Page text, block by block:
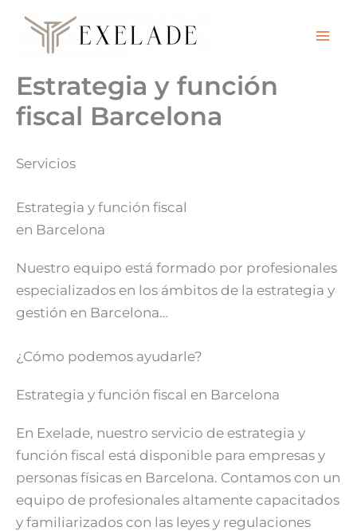
contenido
Estrategia y función
fiscal Barcelona
Servicios
Estrategia y función fiscal
en Barcelona
Nuestro equipo está formado por profesionales
especializados en los ámbitos de la estrategia y
gestión en Barcelona…
¿Cómo podemos ayudarle?
Estrategia y función fiscal en Barcelona
En Exelade, nuestro servicio de estrategia y
función fiscal está disponible para empresas y
personas físicas en Barcelona. Contamos con un
equipo de profesionales altamente capacitados
y familiarizados con las leyes y regulaciones